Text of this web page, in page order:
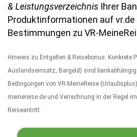
& Leistungsverzeichnis Ihrer
Produktinformationen auf vr.de
Bestimmungen zu VR-
Hinweis zu Entgelten & Reisebonus: Konkrete
Auslandseinsatz, Bargeld) sind
Bedingungen von VR-MeineReise
meinereise.de und Verrechnung in der Regel
Reiseantritt.